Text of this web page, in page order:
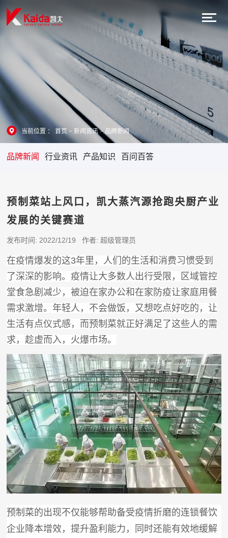
当前位置 ：首页>新闻资讯>品牌新闻
品牌新闻 行业资讯 产品知识 百问百答
预制菜站上风口，凯大蒸汽源抢跑央厨产业
发展的关键赛道
发布时间: 2022/12/19 作者: 超级管理员
在疫情爆发的这3年里，人们的生活和消费习惯受到
了深深的影响。疫情让大多数人出行受限，区域管控
堂食急剧减少，被迫在家办公和在家防疫让家庭用餐
需求激增。年轻人，不会做饭，又想吃点好吃的，让
生活有点仪式感，而预制菜就正好满足了这些人的需
求，趁虚而入，火爆市场。
预制菜的出现不仅能够帮助备受疫情折磨的连锁餐饮
企业降本增效，提升盈利能力，同时还能有效地缓解